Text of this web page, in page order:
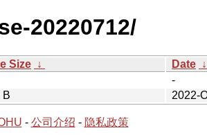
20220712/
Size ↓ Date ↓
-
B 2022-
- 公司介绍 - 隐私政策